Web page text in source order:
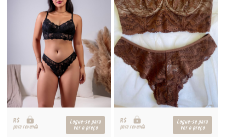
R$
para revenda
Logue-se para
ver o preço
R$
para revenda
Logue-se para
ver o preço